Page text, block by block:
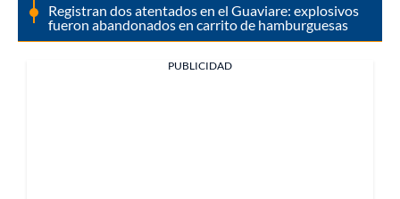
Registran dos atentados en el Guaviare: explosivos
fueron abandonados en carrito de hamburguesas
PUBLICIDAD